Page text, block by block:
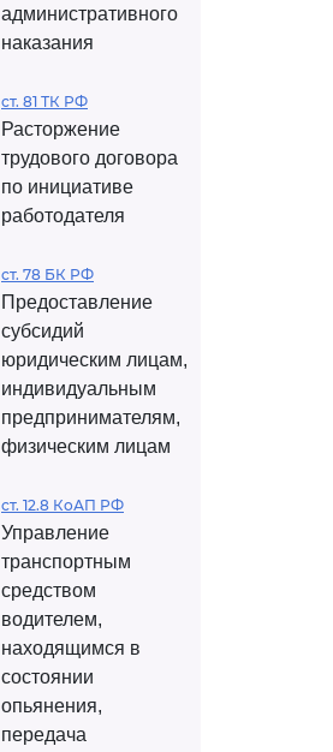
административного
наказания
ст. 81 ТК РФ
Расторжение
трудового договора
по инициативе
работодателя
ст. 78 БК РФ
Предоставление
субсидий
юридическим лицам,
индивидуальным
предпринимателям,
физическим лицам
ст. 12.8 КоАП РФ
Управление
транспортным
средством
водителем,
находящимся в
состоянии
опьянения,
передача